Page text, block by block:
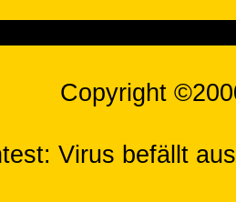
Copyright
Virus befällt